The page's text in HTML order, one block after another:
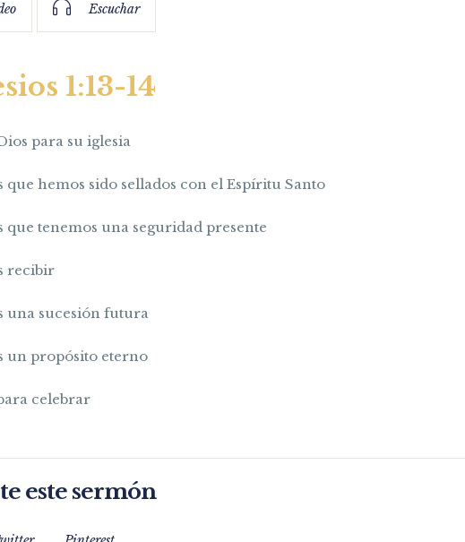
Escuchar
1:13-14
para su iglesia
que hemos sido sellados con el Espíritu Santo
que tenemos una seguridad presente
recibir
una sucesión futura
un propósito eterno
celebrar
este sermón